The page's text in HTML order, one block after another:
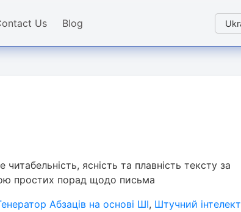
Us Blog
ясність та плавність тексту за
простих порад щодо письма
Абзаців на основі ШІ, Штучний інтелект